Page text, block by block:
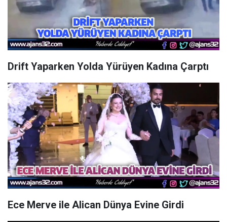
Drift Yaparken Yolda Yürüyen Kadına Çarptı
Ece Merve ile Alican Dünya Evine Girdi